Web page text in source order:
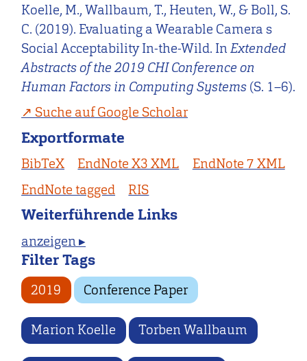
Koelle, M., Wallbaum, T., Heuten, W., & Boll, S.
C. (2019). Evaluating a Wearable Camera s
Social Acceptability In-the-Wild. InExtended
Abstracts of the 2019 CHI Conference on
Human Factors in Computing Systems (S. 1–6).
Suche auf Google Scholar
Exportformate
BibTeX EndNote X3 XML
EndNote 7 XML
EndNote tagged
RIS
Weiterführende Links
anzeigen ▸
Filter Tags
2019 Conference Paper
Marion Koelle Torben Wallbaum